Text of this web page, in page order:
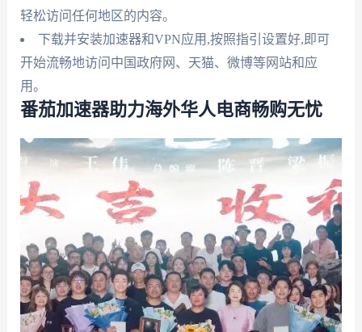
轻松访问任何地区的内容。
下载并安装加速器和VPN应用,按照指引设置好,即可
开始流畅地访问中国政府网、天猫、微博等网站和应
用。
番茄加速器助力海外华人电商畅购无忧